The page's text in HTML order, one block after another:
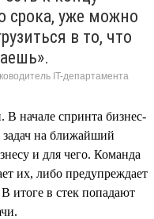
срока, уже можно
в то, что
IT-департамента
В начале спринта бизнес-
задач на ближайший
и для чего. Команда
их, либо предупреждает
итоге в стек попадают